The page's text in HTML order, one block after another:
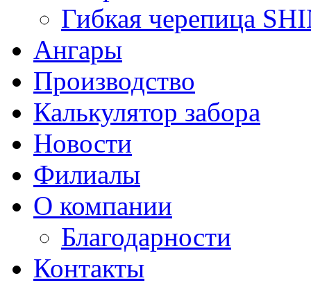
Гибкая черепица
Ангары
Производство
Калькулятор забора
Новости
Филиалы
О компании
Благодарности
Контакты